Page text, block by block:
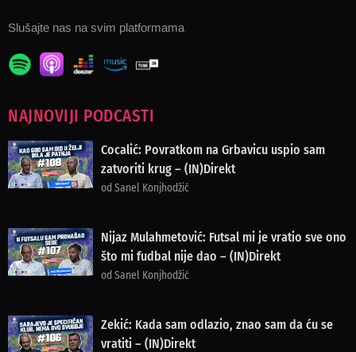
Slušajte nas na svim platformama
NAJNOVIJI PODCASTI
Cocalić: Povratkom na Grbavicu uspio sam
zatvoriti krug – (IN)Direkt
od Sanel Konjhodžić
Nijaz Mulahmetović: Futsal mi je vratio sve ono
što mi fudbal nije dao – (IN)Direkt
od Sanel Konjhodžić
Zekić: Kada sam odlazio, znao sam da ću se
vratiti – (IN)Direkt